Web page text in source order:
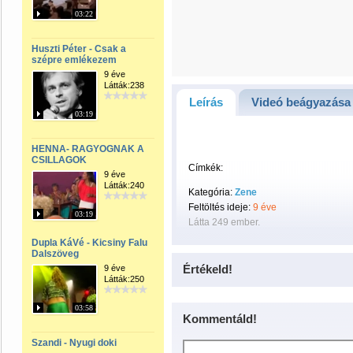
03:22
Huszti Péter - Csak a
szépre emlékezem
03:19
9 éve
Látták:238
HENNA- RAGYOGNAK A
CSILLAGOK
03:19
9 éve
Látták:240
Dupla KáVé - Kicsiny Falu
Dalszöveg
03:58
9 éve
Látták:250
Szandi - Nyugi doki
Leírás Videó beágyazása
Címkék:
Kategória: Zene
Feltöltés ideje: 9 éve
Látta 249 ember.
Értékeld!
Kommentáld!